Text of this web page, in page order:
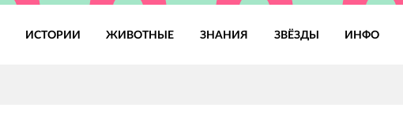
ИСТОРИИ ЖИВОТНЫЕ ЗНАНИЯ ЗВЁЗДЫ ИНФО